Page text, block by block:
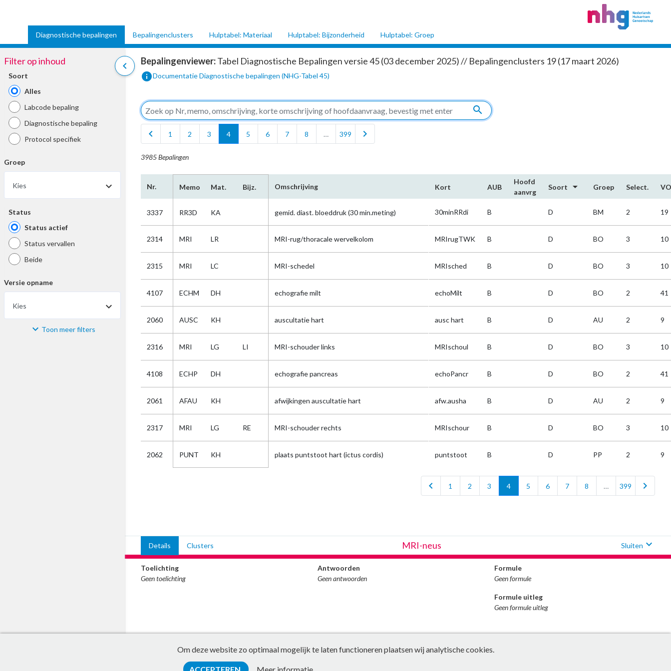
Diagnostische bepalingen Bepalingenclusters Hulptabel: Materiaal Hulptabel: Bijzonderheid Hulptabel: Groep
chevron_left
Filter op inhoud
Soort
Alles
Labcode bepaling
Diagnostische bepaling
Protocol specifiek
Groep
Kies
Status
Status actief
Status vervallen
Beide
Versie opname
Kies
Materiaal Toon meer filters
Bepalingenviewer:Tabel Diagnostische Bepalingen versie 45 (03 december 2025) // Bepalingenclusters 19 (17 maart 2026)
infoDocumentatie Diagnostische bepalingen (NHG-Tabel 45)
search
chevron_left
1 2 3 4 5 6 7 8 … 399 chevron_right
3985 Bepalingen
Nr. Memo Mat. Bijz. Omschrijving Kort AUB
Hoofd​
aanvrg
Soort arrow_drop_down Groep Select. VO
3337 RR3D KA gemid. diast. bloeddruk (30 min.meting) 30minRRdi B D BM 2 19
2314 MRI LR MRI-rug/thoracale wervelkolom MRIrugTWK B D BO 3 10
2315 MRI LC MRI-schedel MRIsched B D BO 3 10
4107 ECHM DH echografie milt echoMilt B D BO 2 41
2060 AUSC KH auscultatie hart ausc hart B D AU 2 9
2316 MRI LG LI MRI-schouder links MRIschoul B D BO 3 10
4108 ECHP DH echografie pancreas echoPancr B D BO 2 41
2061 AFAU KH afwijkingen auscultatie hart afw.ausha B D AU 2 9
2317 MRI LG RE MRI-schouder rechts MRIschour B D BO 3 10
2062 PUNT KH plaats puntstoot hart (ictus cordis) puntstoot B D PP 2 9
chevron_left 1 2 3 4 5 6 7 8 … 399 chevron_right
Details Clusters MRI-neus Sluiten expand_more
Toelichting
Geen toelichting
Antwoorden
Geen antwoorden
Formule
Geen formule
Formule uitleg
Geen formule uitleg
Om deze website zo optimaal mogelijk te laten functioneren plaatsen wij analytische cookies.